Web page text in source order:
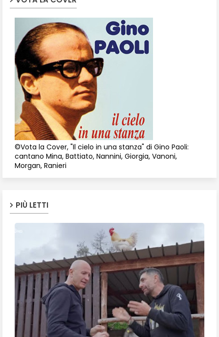
©Vota la Cover, "Il cielo in una stanza" di Gino Paoli:
cantano Mina, Battiato, Nannini, Giorgia, Vanoni,
Morgan, Ranieri
PIÙ LETTI